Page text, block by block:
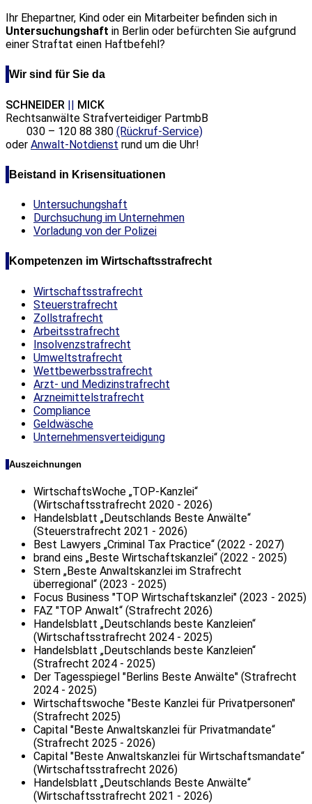
Ihr Ehepartner, Kind oder ein Mitarbeiter befinden sich in
Untersuchungshaft in Berlin oder befürchten Sie aufgrund
einer Straftat einen Haftbefehl?
Wir sind für Sie da
SCHNEIDER || MICK
Rechtsanwälte Strafverteidiger PartmbB
030 – 120 88 380 (Rückruf-Service)
oder Anwalt-Notdienst rund um die Uhr!
Beistand in Krisensituationen
Untersuchungshaft
Durchsuchung im Unternehmen
Vorladung von der Polizei
Kompetenzen im Wirtschaftsstrafrecht
Wirtschaftsstrafrecht
Steuerstrafrecht
Zollstrafrecht
Arbeitsstrafrecht
Insolvenzstrafrecht
Umweltstrafrecht
Wettbewerbsstrafrecht
Arzt- und Medizinstrafrecht
Arzneimittelstrafrecht
Compliance
Geldwäsche
Unternehmensverteidigung
Auszeichnungen
WirtschaftsWoche „TOP-Kanzlei“
(Wirtschaftsstrafrecht 2020 - 2026)
Handelsblatt „Deutschlands Beste Anwälte“
(Steuerstrafrecht 2021 - 2026)
Best Lawyers „Criminal Tax Practice“ (2022 - 2027)
brand eins „Beste Wirtschaftskanzlei“ (2022 - 2025)
Stern „Beste Anwaltskanzlei im Strafrecht
überregional“ (2023 - 2025)
Focus Business "TOP Wirtschaftskanzlei" (2023 - 2025)
FAZ "TOP Anwalt“ (Strafrecht 2026)
Handelsblatt „Deutschlands beste Kanzleien“
(Wirtschaftsstrafrecht 2024 - 2025)
Handelsblatt „Deutschlands beste Kanzleien“
(Strafrecht 2024 - 2025)
Der Tagesspiegel "Berlins Beste Anwälte" (Strafrecht
2024 - 2025)
Wirtschaftswoche "Beste Kanzlei für Privatpersonen"
(Strafrecht 2025)
Capital "Beste Anwaltskanzlei für Privatmandate“
(Strafrecht 2025 - 2026)
Capital "Beste Anwaltskanzlei für Wirtschaftsmandate“
(Wirtschaftsstrafrecht 2026)
Handelsblatt „Deutschlands Beste Anwälte“
(Wirtschaftsstrafrecht 2021 - 2026)